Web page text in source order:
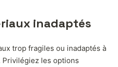
inadaptés
trop fragiles ou inadaptés à
les options